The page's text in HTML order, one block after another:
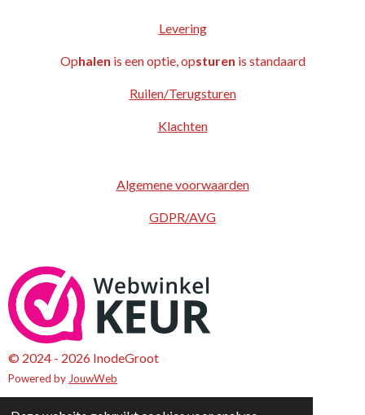
Levering
Ophalen is een optie, opsturen is standaard
Ruilen/Terugsturen
Klachten
Algemene voorwaarden
GDPR/AVG
© 2024 - 2026 InodeGroot
Powered by JouwWeb